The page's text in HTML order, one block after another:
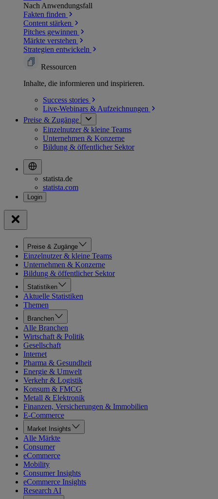
Nach Anwendungsfall
Fakten finden
Content stärken
Pitches gewinnen
Märkte verstehen
Strategien entwickeln
Ressourcen
Inhalte, die informieren und inspirieren.
Success stories
Live-Webinars & Aufzeichnungen
Preise & Zugänge
Einzelnutzer & kleine Teams
Unternehmen & Konzerne
Bildung & öffentlicher Sektor
statista.de
statista.com
Preise & Zugänge
Einzelnutzer & kleine Teams
Unternehmen & Konzerne
Bildung & öffentlicher Sektor
Statistiken
Aktuelle Statistiken
Themen
Branchen
Alle Branchen
Wirtschaft & Politik
Gesellschaft
Internet
Pharma & Gesundheit
Energie & Umwelt
Verkehr & Logistik
Konsum & FMCG
Metall & Elektronik
Finanzen, Versicherungen & Immobilien
E-Commerce
Market Insights
Alle Märkte
Consumer
eCommerce
Mobility
Consumer Insights
eCommerce Insights
Research AI